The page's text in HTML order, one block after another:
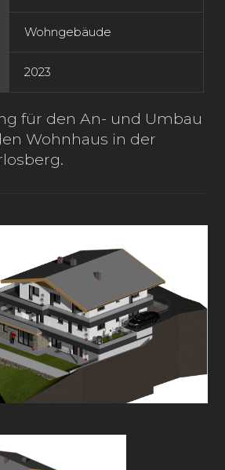
Wohngebäude
2023
für den An- und Umbau
Wohnhaus in der